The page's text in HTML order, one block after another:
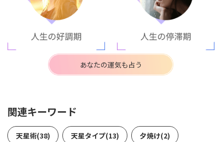
あなたの運気も占う
関連キーワード
天星術(38) 天星タイプ(13) 夕焼け(2)